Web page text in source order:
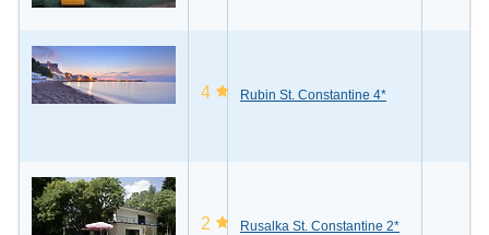
4 Rubin St. Constantine 4*
2 Rusalka St. Constantine 2*